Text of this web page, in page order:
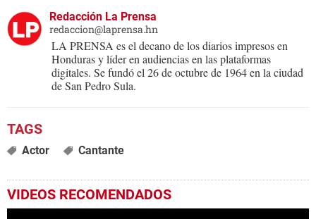
Redacción La Prensa
redaccion@laprensa.hn
LA PRENSA es el decano de los diarios impresos en
Honduras y líder en audiencias en las plataformas
digitales. Se fundó el 26 de octubre de 1964 en la ciudad
de San Pedro Sula.
Actor Cantante
VIDEOS RECOMENDADOS